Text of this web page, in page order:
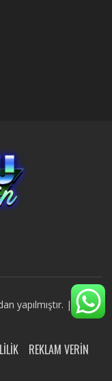
yapılmıştır. | Tüm
REKLAM VERIN